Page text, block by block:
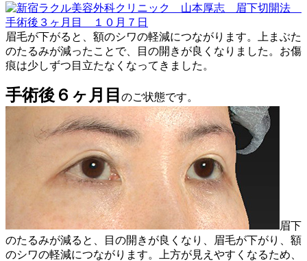
眉毛が下がると、額のシワの軽減につながります。上まぶた
のたるみが減ったことで、目の開きが良くなりました。お傷
痕は少しずつ目立たなくなってきました。
手術後６ヶ月目 のご状態です。
眉下
のたるみが減ると、目の開きが良くなり、眉毛が下がり、額
のシワの軽減につながります。上方が見えやすくなるため、